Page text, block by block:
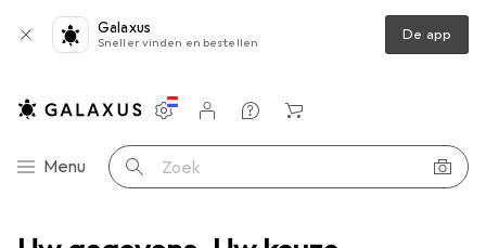
Galaxus
Sneller vinden en bestellen De app
Categorie navigatie
Menu Zoek op
Instellingen
Klantenaccount
Produktvergelijking
Verlanglijstje
Winkelmandje
decoratie Kerstboomdecoraties Creativ Company Kerstbal